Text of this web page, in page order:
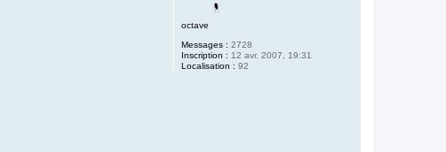
octave
Messages : 2728
Inscription : 12 avr. 2007, 19:31
Localisation : 92